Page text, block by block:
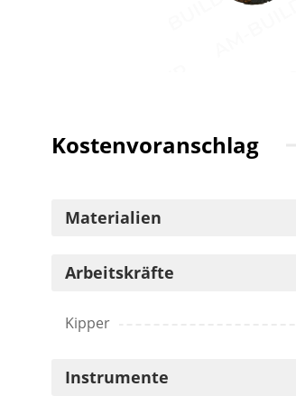
Kostenvoranschlag
Materialien
Arbeitskräfte
Kipper
Instrumente